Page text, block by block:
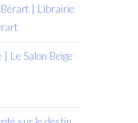
Bérart | Librairie
Le Salon Beige